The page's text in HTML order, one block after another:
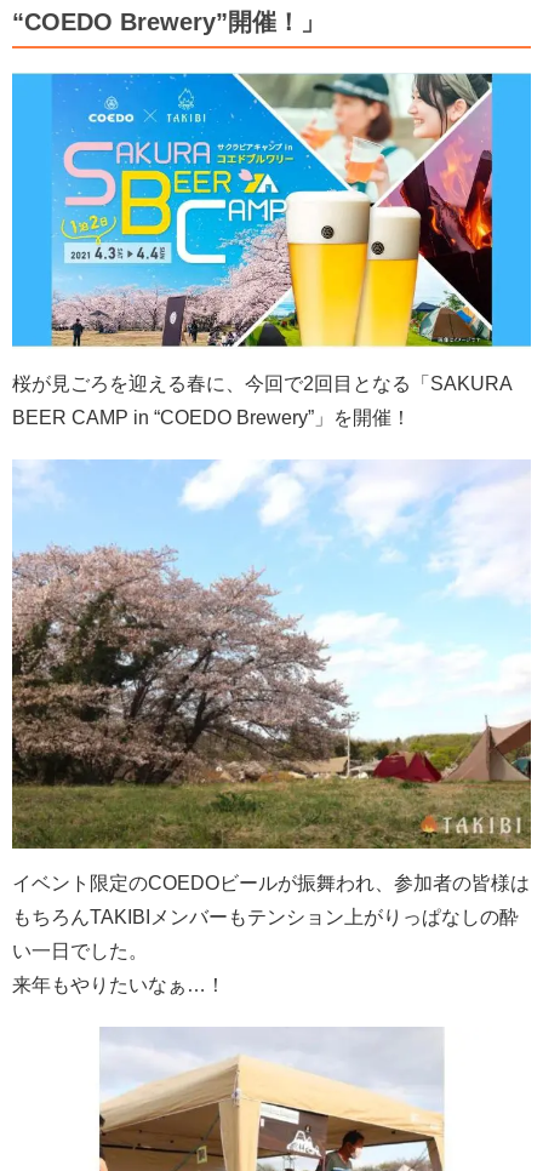
“COEDO Brewery”開催！」
桜が見ごろを迎える春に、今回で2回目となる「SAKURA
BEER CAMP in “COEDO Brewery”」を開催！
イベント限定のCOEDOビールが振舞われ、参加者の皆様は
もちろんTAKIBIメンバーもテンション上がりっぱなしの酔
い一日でした。
来年もやりたいなぁ…！